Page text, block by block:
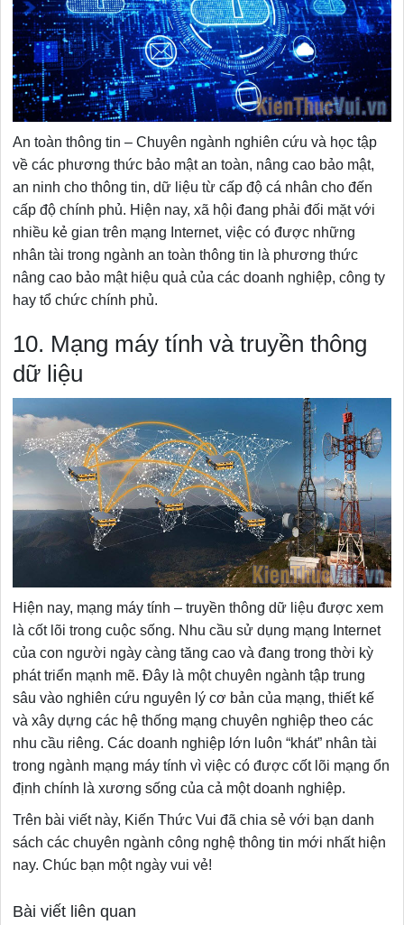
An toàn thông tin – Chuyên ngành nghiên cứu và học tập
về các phương thức bảo mật an toàn, nâng cao bảo mật,
an ninh cho thông tin, dữ liệu từ cấp độ cá nhân cho đến
cấp độ chính phủ. Hiện nay, xã hội đang phải đối mặt với
nhiều kẻ gian trên mạng Internet, việc có được những
nhân tài trong ngành an toàn thông tin là phương thức
nâng cao bảo mật hiệu quả của các doanh nghiệp, công ty
hay tổ chức chính phủ.
10. Mạng máy tính và truyền thông
dữ liệu
Hiện nay, mạng máy tính – truyền thông dữ liệu được xem
là cốt lõi trong cuộc sống. Nhu cầu sử dụng mạng Internet
của con người ngày càng tăng cao và đang trong thời kỳ
phát triển mạnh mẽ. Đây là một chuyên ngành tập trung
sâu vào nghiên cứu nguyên lý cơ bản của mạng, thiết kế
và xây dựng các hệ thống mạng chuyên nghiệp theo các
nhu cầu riêng. Các doanh nghiệp lớn luôn “khát” nhân tài
trong ngành mạng máy tính vì việc có được cốt lõi mạng ổn
định chính là xương sống của cả một doanh nghiệp.
Trên bài viết này, Kiến Thức Vui đã chia sẻ với bạn danh
sách các chuyên ngành công nghệ thông tin mới nhất hiện
nay. Chúc bạn một ngày vui vẻ!
Bài viết liên quan